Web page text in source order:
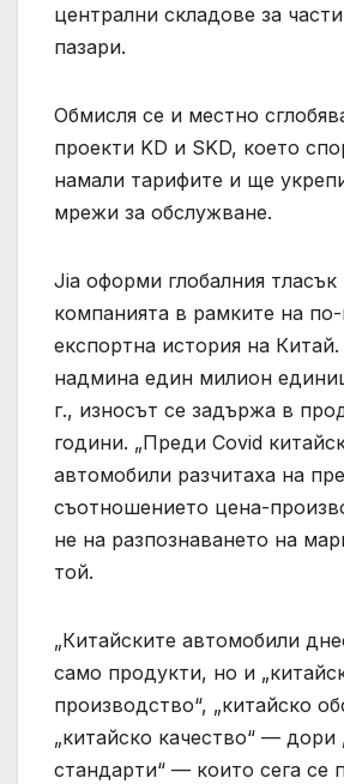
централни складове за
пазари.
Обмисля се и местно
проекти KD и SKD, което
намали тарифите и ще
мрежи за обслужване.
Jia оформи глобалния тласък
компанията в рамките на
експортна история на
надмина един милион
г., износът се задържа в
години. „Преди Covid
автомобили разчитаха на
съотношението цена-
не на разпознаването на
той.
„Китайските автомобили
само продукти, но и
производство“, „китайско
„китайско качество“ — дори
стандарти“ — които сега се